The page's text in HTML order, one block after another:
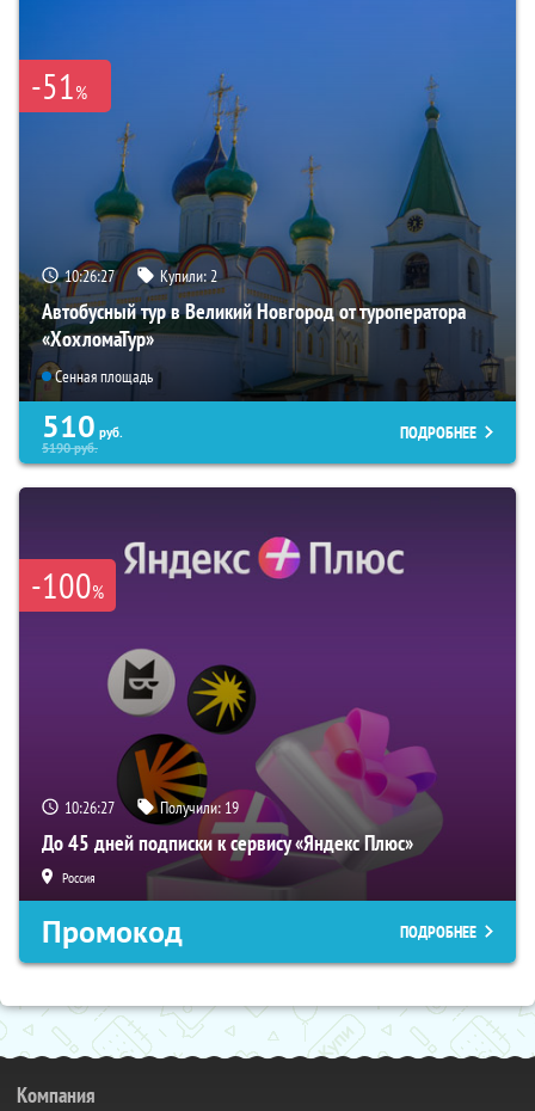
-51%
10:26:26 Купили:2
Автобусный тур в Великий Новгород от туроператора
«ХохломаТур»
Сенная площадь
510 руб.
5190руб.
ПОДРОБНЕЕ
-100%
10:26:26 Получили: 19
До 45 дней подписки к сервису «Яндекс Плюс»
Россия
Промокод ПОДРОБНЕЕ
Компания